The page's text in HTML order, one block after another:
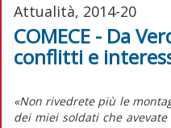
Attualità, 2014-20
COMECE - Da
conflitti e
«Non rivedrete più le
dei miei soldati che